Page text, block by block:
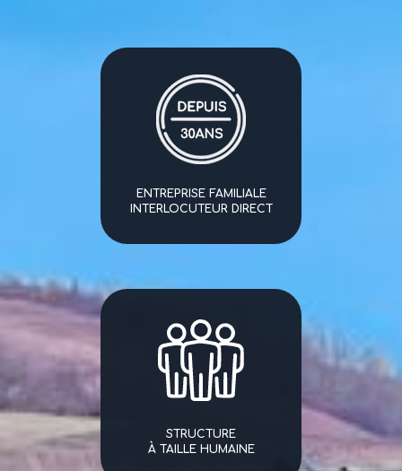
ENTREPRISE FAMILIALE
INTERLOCUTEUR DIRECT
STRUCTURE
À TAILLE HUMAINE